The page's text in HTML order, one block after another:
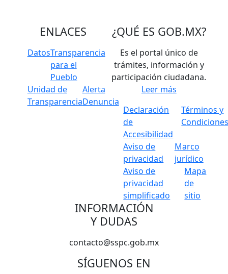
ENLACES
DatosTransparencia
para el
Pueblo
Unidad de
Transparencia
Alerta
Denuncia
¿QUÉ ES GOB.MX?
Es el portal único de
trámites, información y
participación ciudadana.
Leer más
Declaración
de
Accesibilidad
Términos y
Aviso de
privacidad
Marco
jurídico
Aviso de
privacidad
simplificado
Mapa
de
sitio
INFORMACIÓN
Y DUDAS
contacto@sspc.gob.mx
SÍGUENOS EN